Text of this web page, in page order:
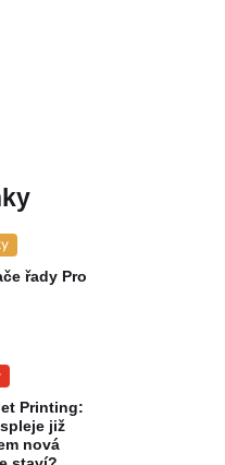
řady Pro
Printing:
již
nová